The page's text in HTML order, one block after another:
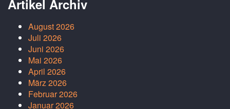
Artikel Archiv
August 2026
Juli 2026
Juni 2026
Mai 2026
April 2026
März 2026
Februar 2026
Januar 2026